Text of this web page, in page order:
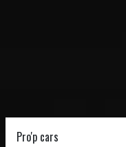
Pro'p cars